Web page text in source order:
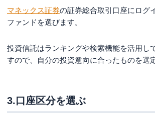
マネックス証券の証券総合取引口座にログ
ファンドを選びます。
投資信託はランキングや検索機能を活用し
すので、自分の投資意向に合ったものを選
3.口座区分を選ぶ